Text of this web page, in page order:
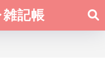
記帳